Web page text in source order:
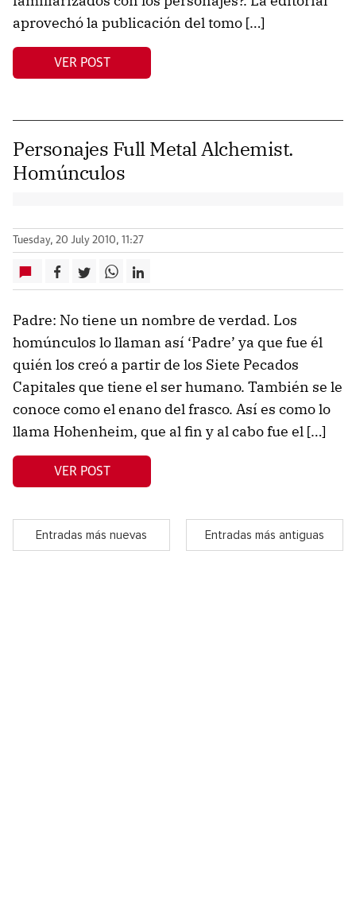
aprovechó la publicación del tomo […]
VER POST
Personajes Full Metal Alchemist.
Homúnculos
Tuesday, 20 July 2010, 11:27
Padre: No tiene un nombre de verdad. Los
homúnculos lo llaman así ‘Padre’ ya que fue él
quién los creó a partir de los Siete Pecados
Capitales que tiene el ser humano. También se le
conoce como el enano del frasco. Así es como lo
llama Hohenheim, que al fin y al cabo fue el […]
VER POST
Entradas más nuevas Entradas más antiguas